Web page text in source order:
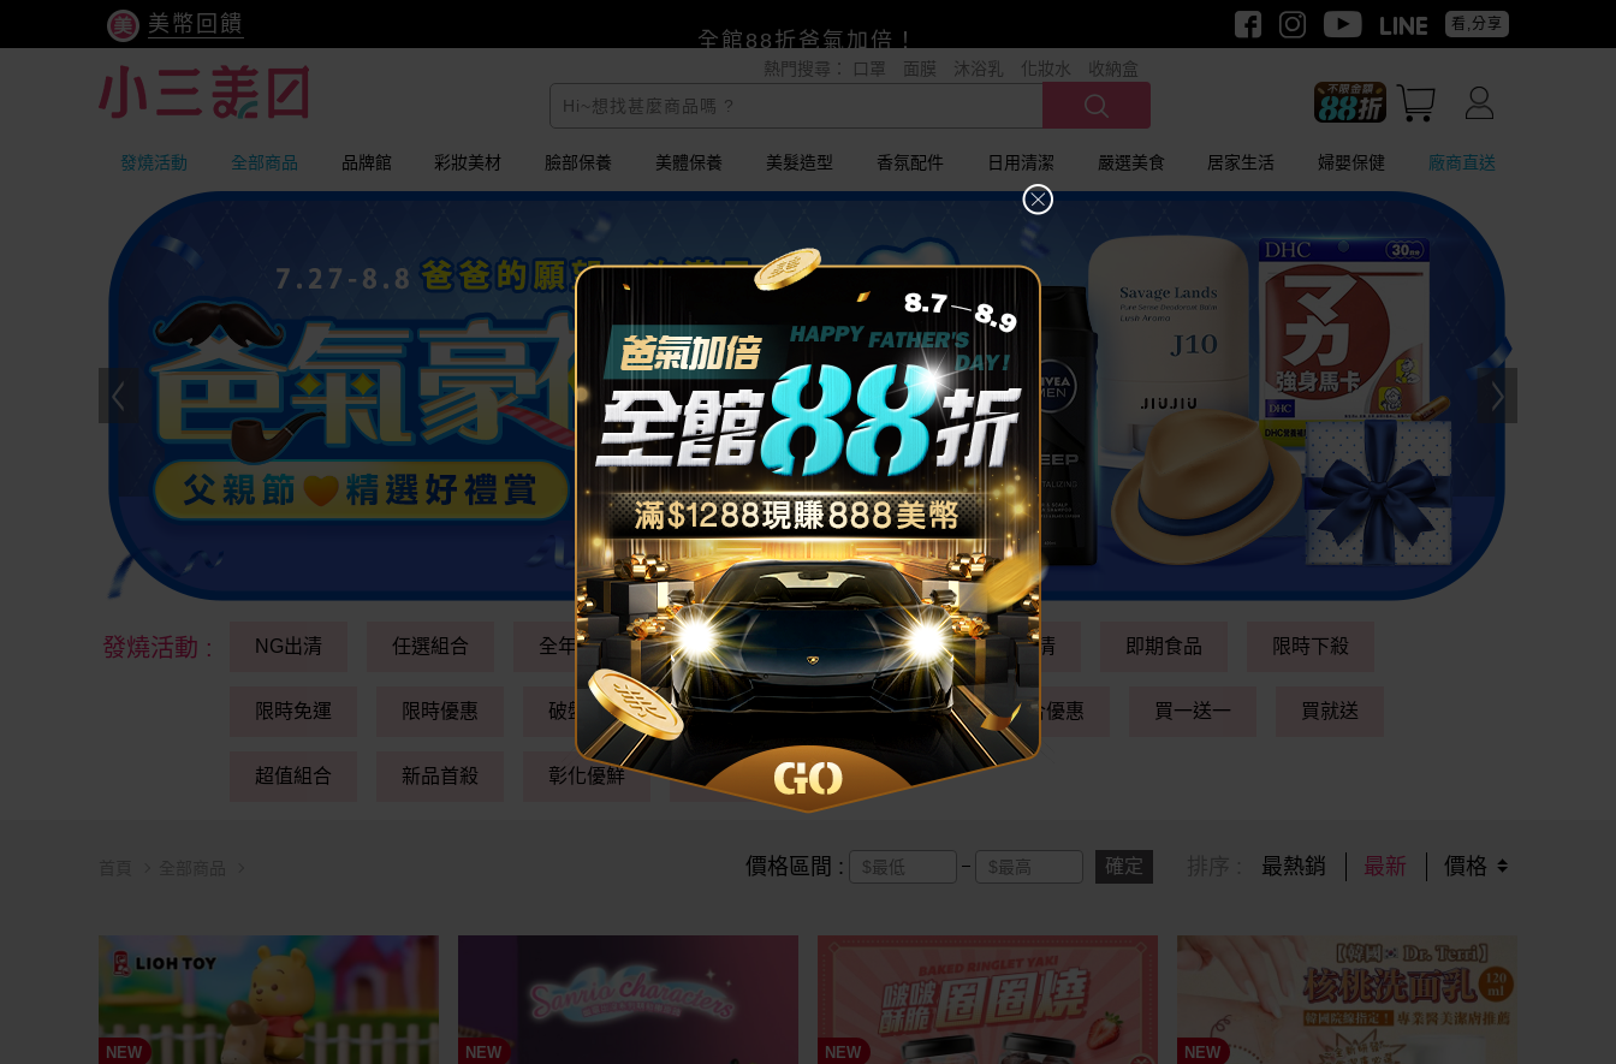
美幣回饋
賺美幣~換好禮~立即換GO~
小三美日x全支付~美幣+全點折上折超划算
全館88折爸氣加倍！
看,分享
熱門搜尋： 口罩 面膜 沐浴乳 化妝水 收納盒
發燒活動 全部商品 品牌館 彩妝美材 臉部保養 美體保養 美髮造型 香氛配件 日用清潔 嚴選美食 居家生活 婦嬰保健 廠商直送
發燒活動 : NG出清 任選組合 全年最低 多件優惠 多買多送 即期出清 即期食品 限時下殺
限時免運 限時優惠 破盤特殺 專區滿額贈 現賺美幣 組合優惠 買一送一 買就送
超值組合 新品首殺 彰化優鮮 賠本出清
最熱銷 最新 價格
價格區間 : 確定
NEW NEW NEW NEW